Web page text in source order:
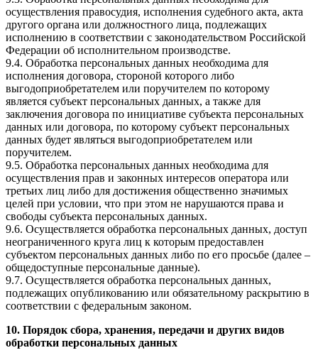
осуществления правосудия, исполнения судебного акта, акта
другого органа или должностного лица, подлежащих
исполнению в соответствии с законодательством Российской
Федерации об исполнительном производстве.
9.4. Обработка персональных данных необходима для
исполнения договора, стороной которого либо
выгодоприобретателем или поручителем по которому
является субъект персональных данных, а также для
заключения договора по инициативе субъекта персональных
данных или договора, по которому субъект персональных
данных будет являться выгодоприобретателем или
поручителем.
9.5. Обработка персональных данных необходима для
осуществления прав и законных интересов оператора или
третьих лиц либо для достижения общественно значимых
целей при условии, что при этом не нарушаются права и
свободы субъекта персональных данных.
9.6. Осуществляется обработка персональных данных, доступ
неограниченного круга лиц к которым предоставлен
субъектом персональных данных либо по его просьбе (далее –
общедоступные персональные данные).
9.7. Осуществляется обработка персональных данных,
подлежащих опубликованию или обязательному раскрытию в
соответствии с федеральным законом.
10. Порядок сбора, хранения, передачи и других видов
обработки персональных данных